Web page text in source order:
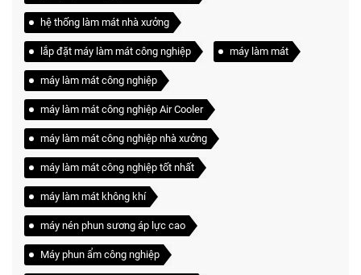
hệ thống làm mát nhà xưởng
lắp đặt máy làm mát công nghiệp máy làm mát
máy làm mát công nghiệp
máy làm mát công nghiệp Air Cooler
máy làm mát công nghiệp nhà xưởng
máy làm mát công nghiệp tốt nhất
máy làm mát không khí
máy nén phun sương áp lực cao
Máy phun ẩm công nghiệp